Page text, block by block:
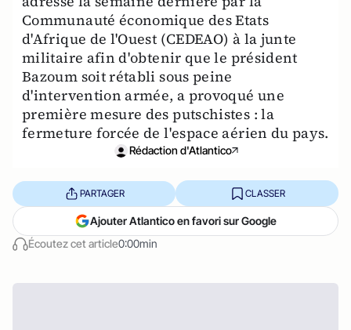
Communauté économique des Etats
d'Afrique de l'Ouest (CEDEAO) à la junte
militaire afin d'obtenir que le président
Bazoum soit rétabli sous peine
d'intervention armée, a provoqué une
première mesure des putschistes : la
fermeture forcée de l'espace aérien du pays.
Rédaction d'Atlantico
Écoutez cet article0:00min
PARTAGER CLASSER
Ajouter Atlantico en favori sur Google